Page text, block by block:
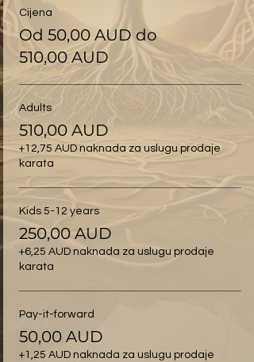
Cijena
Od 50,00 AUD do
510,00 AUD
Adults
510,00 AUD
+12,75 AUD naknada za uslugu prodaje
karata
Kids 5-12 years
250,00 AUD
+6,25 AUD naknada za uslugu prodaje
karata
Pay-it-forward
50,00 AUD
+1,25 AUD naknada za uslugu prodaje